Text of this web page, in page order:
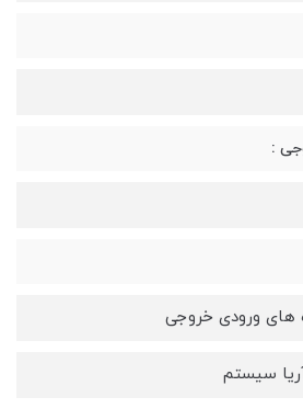
:
های ورودی خروجی